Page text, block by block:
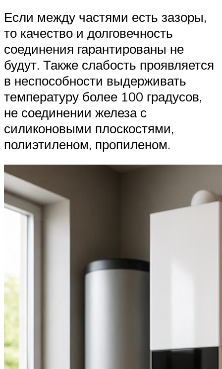
Если между частями есть зазоры,
то качество и долговечность
соединения гарантированы не
будут. Также слабость проявляется
в неспособности выдерживать
температуру более 100 градусов,
не соединении железа с
силиконовыми плоскостями,
полиэтиленом, пропиленом.